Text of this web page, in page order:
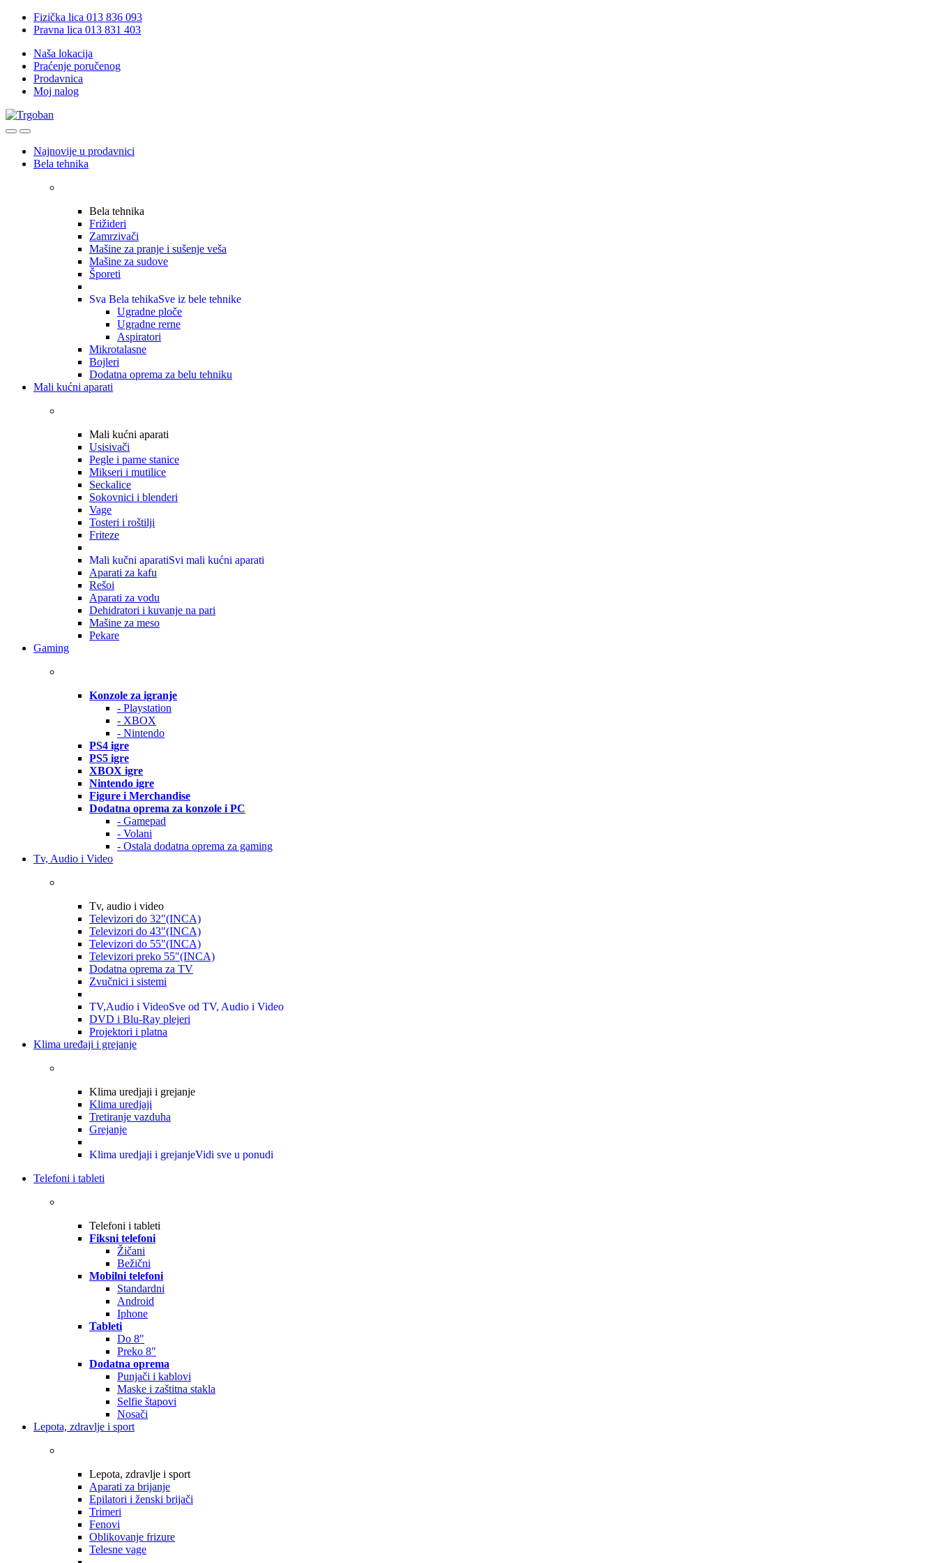
Skip
Skip
Fizička lica 013 836 093
Pravna lica 013 831 403
Naša lokacija
Praćenje poručenog
Prodavnica
Moj nalog
OpenClose
Najnovije u prodavnici
Bela tehnika
Bela tehnika
Frižideri
Zamrzivači
Mašine za pranje i sušenje veša
Mašine za sudove
Šporeti
Sva Bela tehikaSve iz bele tehnike
Ugradne ploče
Ugradne rerne
Aspiratori
Mikrotalasne
Bojleri
Dodatna oprema za belu tehniku
Mali kućni aparati
Mali kućni aparati
Usisivači
Pegle i parne stanice
Mikseri i mutilice
Seckalice
Sokovnici i blenderi
Vage
Tosteri i roštilji
Friteze
Mali kučni aparatiSvi mali kućni aparati
Aparati za kafu
Rešoi
Aparati za vodu
Dehidratori i kuvanje na pari
Mašine za meso
Pekare
Gaming
Konzole za igranje
- Playstation
- XBOX
- Nintendo
PS4 igre
PS5 igre
XBOX igre
Nintendo igre
Figure i Merchandise
Dodatna oprema za konzole i PC
- Gamepad
- Volani
- Ostala dodatna oprema za gaming
Tv, Audio i Video
Tv, audio i video
Televizori do 32"(INCA)
Televizori do 43"(INCA)
Televizori do 55"(INCA)
Televizori preko 55"(INCA)
Dodatna oprema za TV
Zvučnici i sistemi
TV,Audio i VideoSve od TV, Audio i Video
DVD i Blu-Ray plejeri
Projektori i platna
Klima uređaji i grejanje
Klima uredjaji i grejanje
Klima uredjaji
Tretiranje vazduha
Grejanje
Klima uredjaji i grejanjeVidi sve u ponudi
Telefoni i tableti
Telefoni i tableti
Fiksni telefoni
Žičani
Bežični
Mobilni telefoni
Standardni
Android
Iphone
Tableti
Do 8"
Preko 8"
Dodatna oprema
Punjači i kablovi
Maske i zaštitna stakla
Selfie štapovi
Nosači
Lepota, zdravlje i sport
Lepota, zdravlje i sport
Aparati za brijanje
Epilatori i ženski brijači
Trimeri
Fenovi
Oblikovanje frizure
Telesne vage